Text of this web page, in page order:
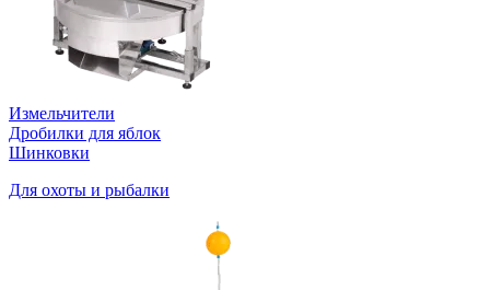
Измельчители
Дробилки для яблок
Шинковки
Для охоты и рыбалки